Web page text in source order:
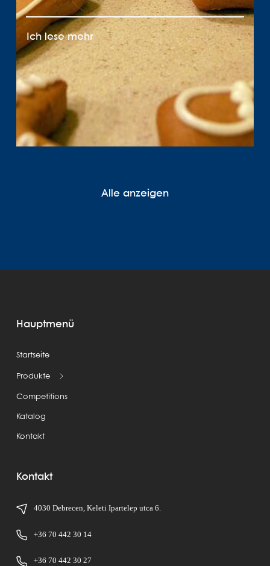
Ich lese mehr
Alle anzeigen
Hauptmenü
Startseite
Produkte
Competitions
Katalog
Kontakt
Kontakt
4030 Debrecen, Keleti Ipartelep utca 6.
+36 70 442 30 14
+36 70 442 30 27